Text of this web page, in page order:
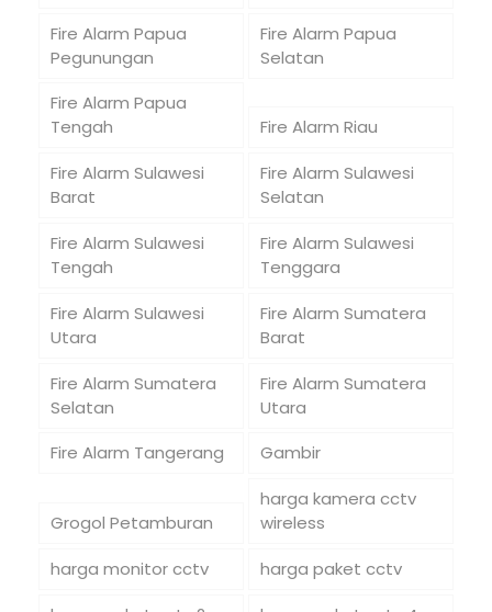
Fire Alarm Papua
Pegunungan
Fire Alarm Papua
Selatan
Fire Alarm Papua
Tengah
Fire Alarm Riau
Fire Alarm Sulawesi
Barat
Fire Alarm Sulawesi
Selatan
Fire Alarm Sulawesi
Tengah
Fire Alarm Sulawesi
Tenggara
Fire Alarm Sulawesi
Utara
Fire Alarm Sumatera
Barat
Fire Alarm Sumatera
Selatan
Fire Alarm Sumatera
Utara
Fire Alarm Tangerang
Gambir
Grogol Petamburan
harga kamera cctv
wireless
harga monitor cctv
harga paket cctv